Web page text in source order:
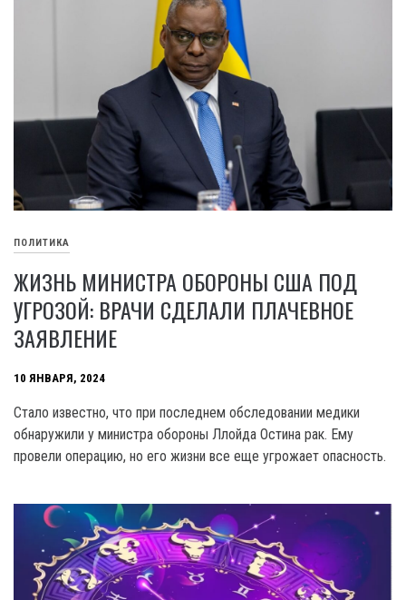
ПОЛИТИКА
ЖИЗНЬ МИНИСТРА ОБОРОНЫ США ПОД
УГРОЗОЙ: ВРАЧИ СДЕЛАЛИ ПЛАЧЕВНОЕ
ЗАЯВЛЕНИЕ
10 ЯНВАРЯ, 2024
Стало известно, что при последнем обследовании медики
обнаружили у министра обороны Ллойда Остина рак. Ему
провели операцию, но его жизни все еще угрожает опасность.